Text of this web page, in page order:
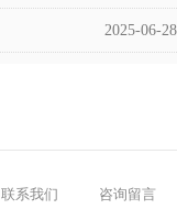
2025-06-28
联系我们 咨询留言